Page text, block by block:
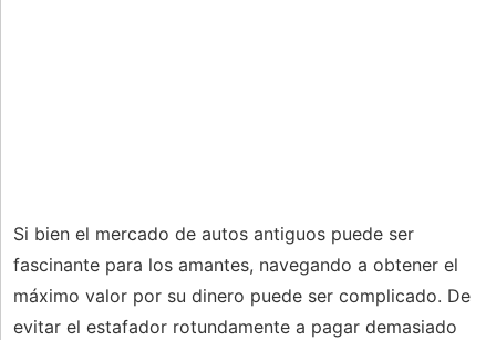
Si bien el mercado de autos antiguos puede ser
fascinante para los amantes, navegando a obtener el
máximo valor por su dinero puede ser complicado. De
evitar el estafador rotundamente a pagar demasiado